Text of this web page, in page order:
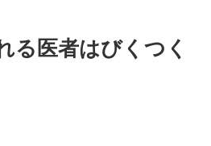
る医者はびくつく